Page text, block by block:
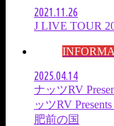
2021.11.26
J LIVE TOUR
2025.04.14
ナッツRV
ッツRV
肥前の国